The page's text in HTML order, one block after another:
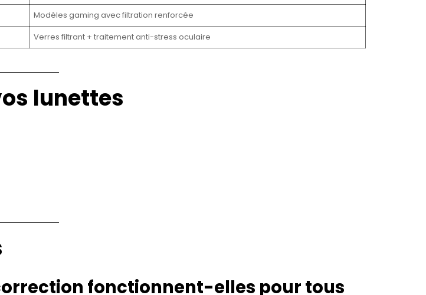
Modèles gaming avec filtration renforcée
Verres filtrant + traitement anti-stress oculaire
lunettes
fonctionnent-elles pour tous